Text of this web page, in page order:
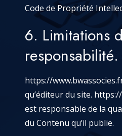
Code de Propriété
6. Limitations
responsabilité.
https://
qu’éditeur du site.
est responsable de la
du Contenu qu’il publie.